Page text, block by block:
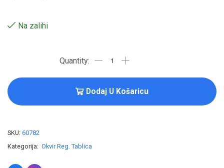
Na zalihi
Dodaj U Košaricu
SKU: 60782
Kategorija: Okvir Reg. Tablica